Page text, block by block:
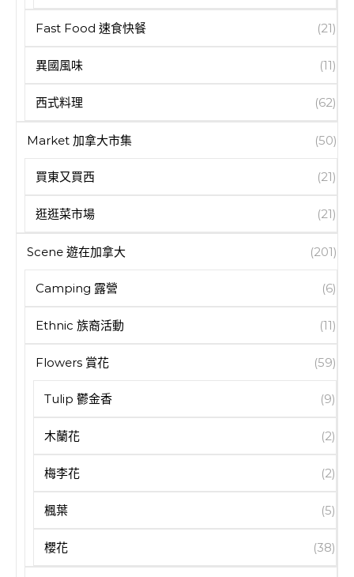
Fast Food 速食快餐 (21)
異國風味 (11)
西式料理 (62)
Market 加拿大市集 (50)
買東又買西 (21)
逛逛菜市場 (21)
Scene 遊在加拿大 (201)
Camping 露營 (6)
Ethnic 族裔活動 (11)
Flowers 賞花 (59)
Tulip 鬱金香 (9)
木蘭花 (2)
梅李花 (2)
楓葉 (5)
櫻花 (38)